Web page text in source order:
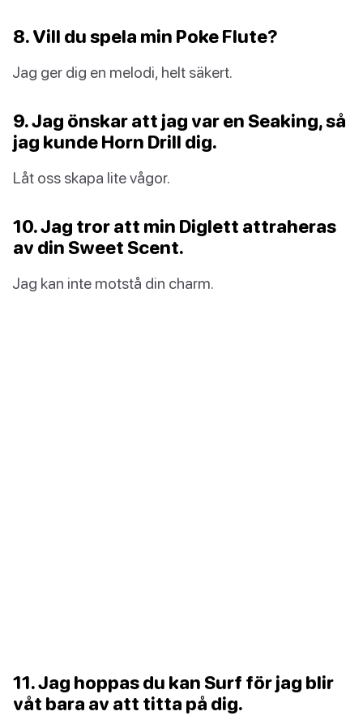
8. Vill du spela min Poke Flute?
Jag ger dig en melodi, helt säkert.
9. Jag önskar att jag var en Seaking, så
jag kunde Horn Drill dig.
Låt oss skapa lite vågor.
10. Jag tror att min Diglett attraheras
av din Sweet Scent.
Jag kan inte motstå din charm.
11. Jag hoppas du kan Surf för jag blir
våt bara av att titta på dig.